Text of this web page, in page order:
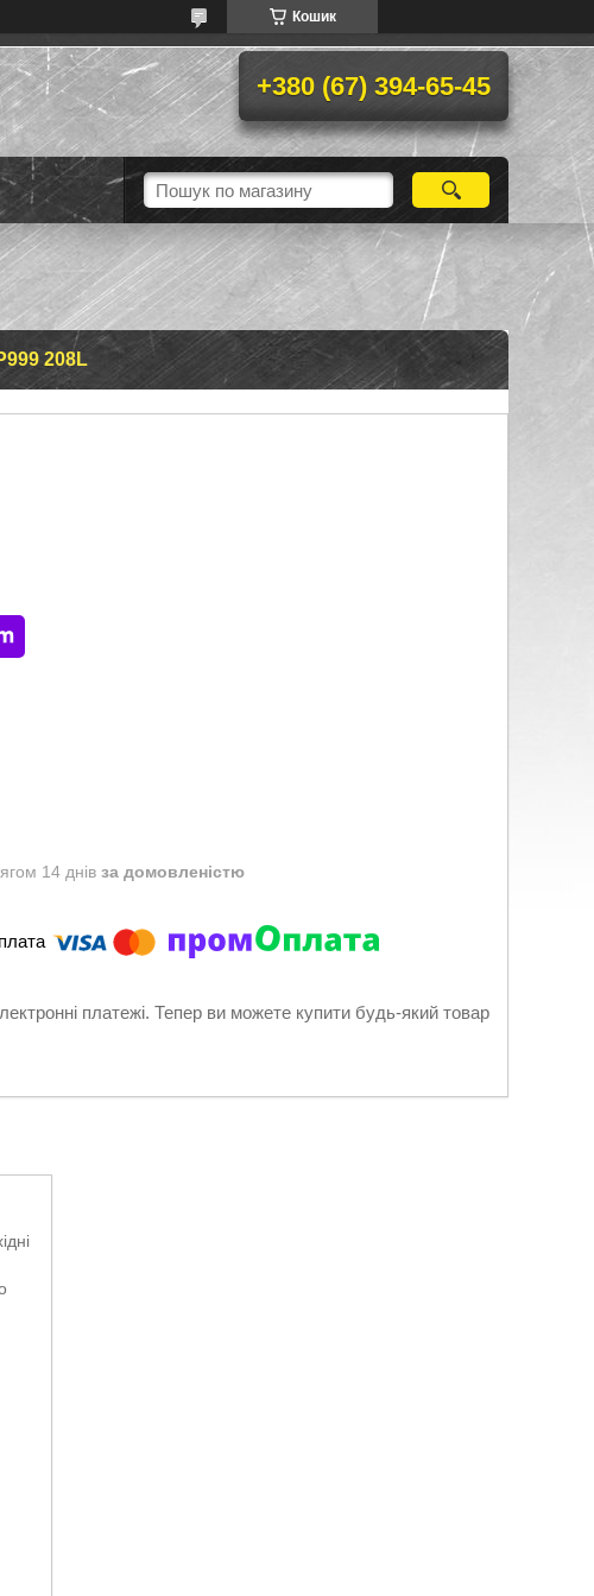
Кошик
+380 (67) 394-65-45
208L
14 днів за домовленістю
платежі. Тепер ви можете купити будь-який товар